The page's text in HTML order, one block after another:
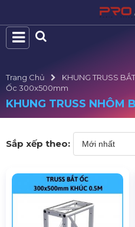
Trang Chủ KHUNG TRUSS
Ốc 300x500mm
KHUNG TRUSS NHÔM
Sắp xếp theo: